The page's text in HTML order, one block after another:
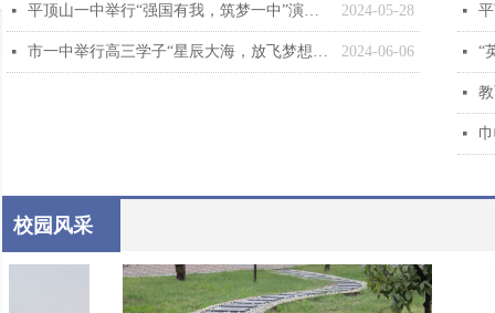
校园风采
2024-05-28
넷 平顶山一中举行“强国有我，筑梦一中”演讲比赛
2024-06-06
넷 市一中举行高三学子“星辰大海，放飞梦想”主题活动
넷
넷
넷
넷